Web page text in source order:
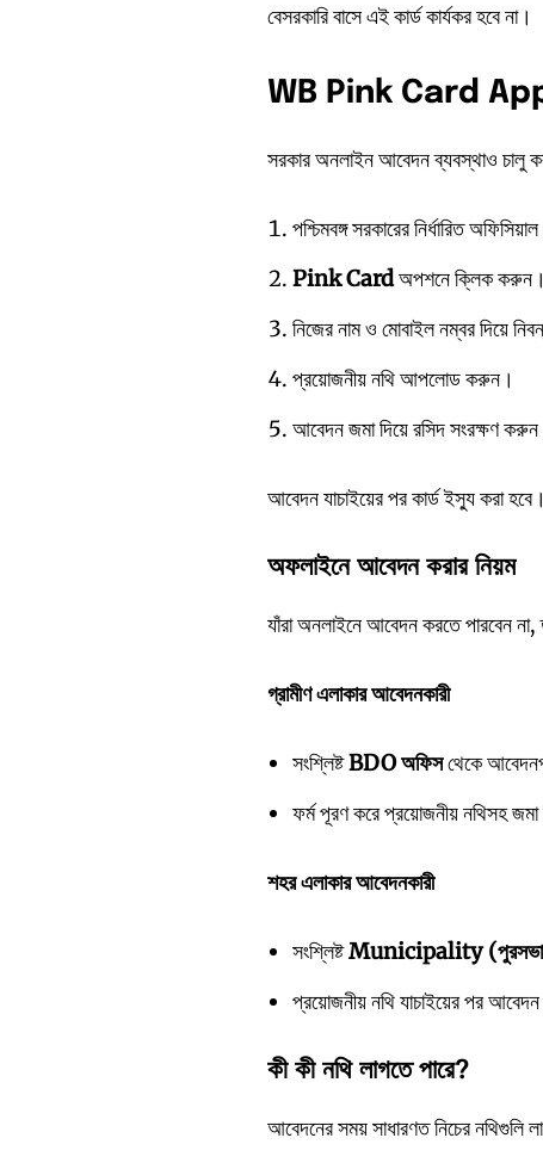
বেসরকারি বাসে এই কার্ড কার্যকর হবে না।
WB Pink Card
সরকার অনলাইন আবেদন ব্যবস্থাও চালু
পশ্চিমবঙ্গ সরকারের নির্ধারিত
Pink Cardঅপশনে ক্লিক করুন।
নিজের নাম ও মোবাইল নম্বর দিয়ে
প্রয়োজনীয় নথি আপলোড করুন।
আবেদন জমা দিয়ে রসিদ সংরক্ষণ
আবেদন যাচাইয়ের পর কার্ড ইস্যু করা হবে।
অফলাইনেআবেদনকরারনিয়ম
যাঁরা অনলাইনে আবেদন করতে পারবেন
গ্রামীণএলাকারআবেদনকারী
সংশ্লিষ্টBDOঅফিসথেকে
ফর্ম পূরণ করে প্রয়োজনীয় নথিসহ জমা
শহরএলাকারআবেদনকারী
সংশ্লিষ্টMunicipality (
প্রয়োজনীয় নথি যাচাইয়ের পর
কীকীনথিলাগতেপারে?
আবেদনের সময় সাধারণত নিচের নথিগুলি